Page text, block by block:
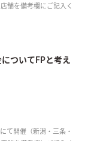
舗を備考欄にご記入く
ついてFPと考え
て開催（新潟・三条・